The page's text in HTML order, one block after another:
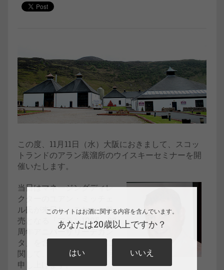
この度、11月11日（水）大阪におきまして、スコッ
トランドのアラン蒸溜所のウイスキーセミナーを開
催いたします。
当日はマネージングディレ
クターのユアン・ミッチェ
ル氏が来日し、これから発
売となる「アラン1995 20
周年アニバーサリーデカン
タ」を含む多数の新商品に
関して、試飲を含めご説明
申し上げます。
このサイトはお酒に関する内容を含んでいます。
あなたは20歳以上ですか？
はい いいえ